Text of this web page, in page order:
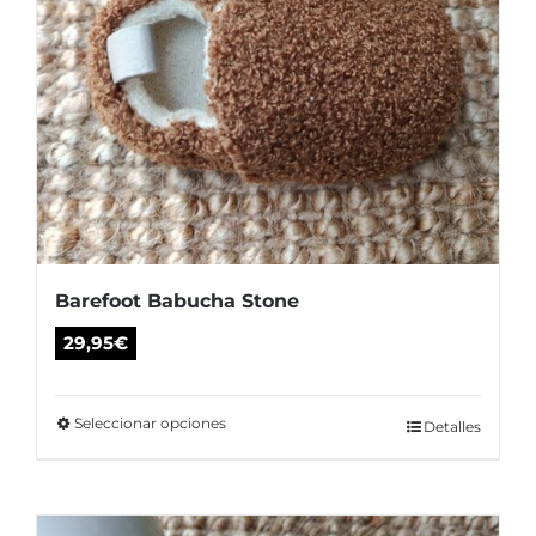
producto
Barefoot Babucha Stone
29,95€
Seleccionar opcionesEste
múltiples
Detalles